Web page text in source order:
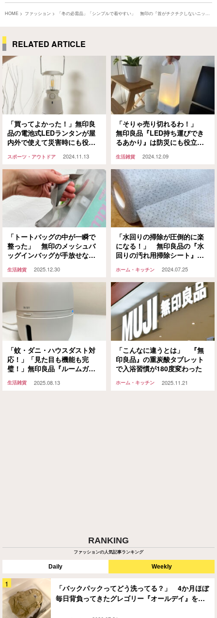
HOME ファッション
「冬の必需品」「シンプルで着やすい」 無印の『首がチクチクしないニッ
RELATED ARTICLE
「買ってよかった！」無印良
品の電池式LEDランタンが屋
内外で使えて災害時にも役立
スポーツ・アウトドア 2024.11.13
「そりゃ売り切れるわ！」
無印良品『LED持ち運びでき
るあかり』は防災にも役立つ
生活雑貨 2024.12.09
「トートバッグの中が一瞬で
整った」 無印のメッシュバ
ッグインバッグが手放せない
生活雑貨 2025.12.30
「水回りの掃除が圧倒的に楽
になる！」 無印良品の『水
回りの汚れ用掃除シート』が
ホーム・キッチン 2024.07.25
「蚊・ダニ・ハウスダスト対
応！」「見た目も機能も完
璧！」無印良品『ルームガー
生活雑貨 2025.08.13
「こんなに違うとは」 『無
印良品』の重炭酸タブレット
で入浴習慣が180度変わった
ホーム・キッチン 2025.11.21
RANKING
ファッションの人気記事ランキング
Daily Weekly
「バックパックってどう洗ってる？」 4か月ほぼ
毎日背負ってきたグレゴリー『オールデイ』を…